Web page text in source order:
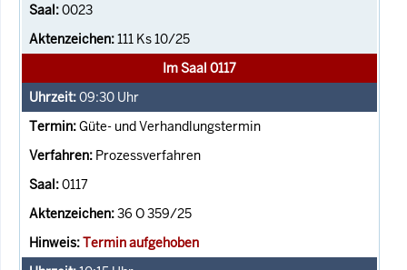
0023
111 Ks 10/25
Im Saal 0117
09:30 Uhr
Güte- und Verhandlungstermin
Prozessverfahren
0117
36 O 359/25
Termin aufgehoben